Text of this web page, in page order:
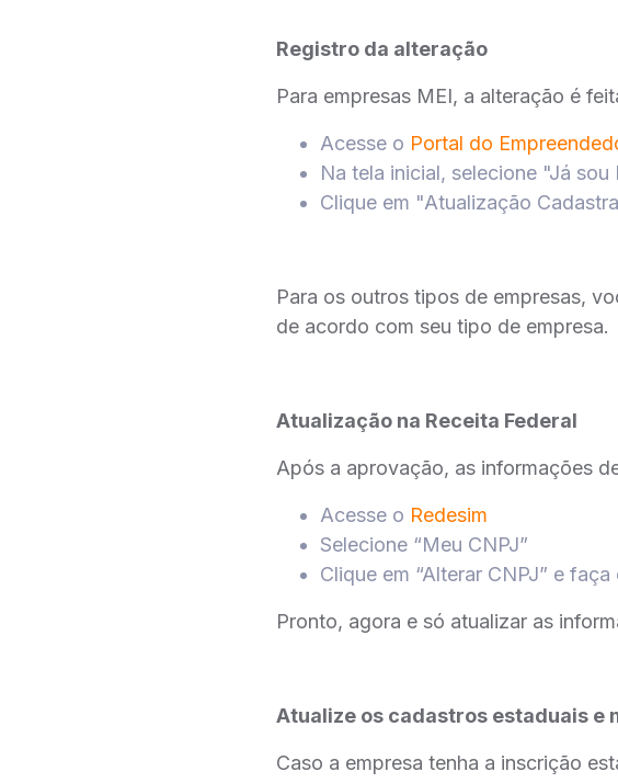
Registro da alteração
Para empresas MEI, a alteração é
Acesse o Portal do
Na tela inicial, selecione "Já sou
Clique em "Atualização
Para os outros tipos de empresas,
de acordo com seu tipo de empresa.
Atualização na Receita Federal
Após a aprovação, as informações
Acesse o Redesim
Selecione “Meu CNPJ”
Clique em “Alterar CNPJ” e faça
Pronto, agora e só atualizar as
Atualize os cadastros estaduais e
Caso a empresa tenha a inscrição